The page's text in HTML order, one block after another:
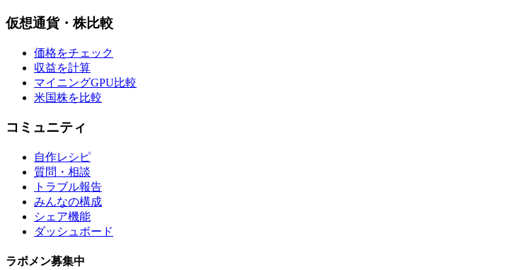
仮想通貨・株比較
価格をチェック
収益を計算
マイニングGPU比較
米国株を比較
コミュニティ
自作レシピ
質問・相談
トラブル報告
みんなの構成
シェア機能
ダッシュボード
ラボメン募集中